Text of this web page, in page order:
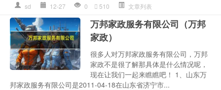
sd 12-27 0 510 文章列表
万邦家政服务有限公司（万邦
家政）
很多人对万邦家政服务有限公司，万邦
家政不是很了解那具体是什么情况呢，
现在让我们一起来瞧瞧吧！ 1、山东万
邦家政服务有限公司是2011-04-18在山东省济宁市...